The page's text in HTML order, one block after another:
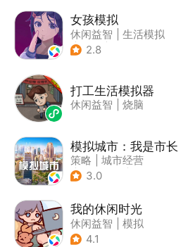
女孩模拟
休闲益智
生活模拟
| 校园
2.8
打工生活模拟器
休闲益智 烧脑
模拟城市：我是市长
策略
城市经营
| 模拟城市
3.0
我的休闲时光
休闲益智
模拟
4.1